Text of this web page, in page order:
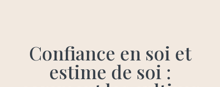
Confiance en soi et
estime de soi :